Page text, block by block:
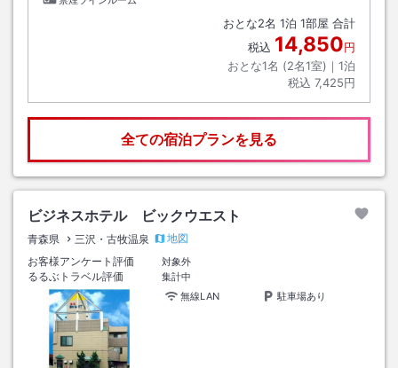
おとな2名 1泊 1部屋 合計
税込 14,850円
おとな1名 (2名1室)｜ 1泊
税込 7,425円
全ての宿泊プランを見る
ビジネスホテル ビックウエスト
青森県 三沢・古牧温泉
地図
お客様アンケート評価
対象外
るるぶトラベル評価
集計中
無線LAN
駐車場あり